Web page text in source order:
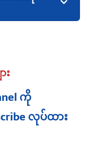
း
ကို
လုပ်ထား